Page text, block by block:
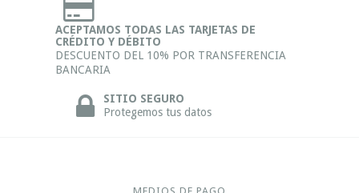
ACEPTAMOS TODAS LAS TARJETAS DE
CRÉDITO Y DÉBITO
DESCUENTO DEL 10% POR TRANSFERENCIA
BANCARIA
SITIO SEGURO
Protegemos tus datos